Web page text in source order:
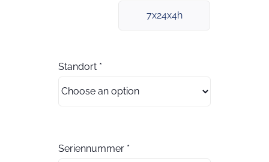
7x24x4h
Standort *
Seriennummer *